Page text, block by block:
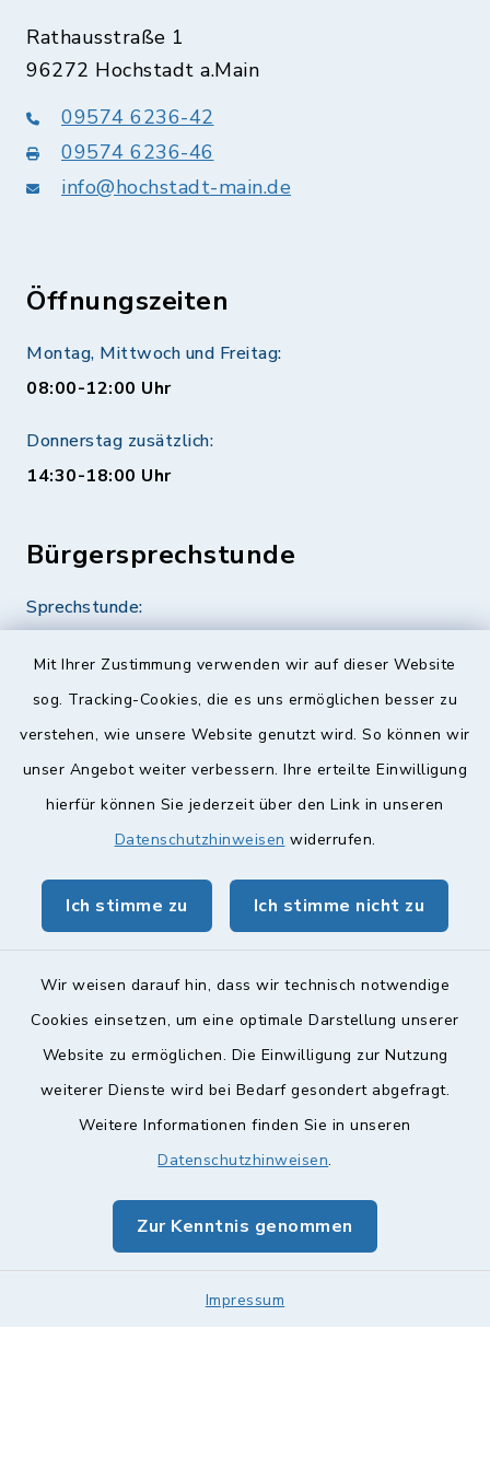
Mit Ihrer Zustimmung verwenden wir auf dieser Website
sog. Tracking-Cookies, die es uns ermöglichen besser zu
verstehen, wie unsere Website genutzt wird. So können wir
unser Angebot weiter verbessern. Ihre erteilte Einwilligung
hierfür können Sie jederzeit über den Link in unseren
Datenschutzhinweisen widerrufen.
Ich stimme zu Ich stimme nicht zu
Wir weisen darauf hin, dass wir technisch notwendige
Cookies einsetzen, um eine optimale Darstellung unserer
Website zu ermöglichen. Die Einwilligung zur Nutzung
weiterer Dienste wird bei Bedarf gesondert abgefragt.
Weitere Informationen finden Sie in unseren
Datenschutzhinweisen.
Zur Kenntnis genommen
Impressum
Rathausstraße 1
96272 Hochstadt a.Main
09574 6236-42
09574 6236-46
info@hochstadt-main.de
Öffnungszeiten
Montag, Mittwoch und Freitag:
08:00-12:00 Uhr
Donnerstag zusätzlich:
14:30-18:00 Uhr
Bürgersprechstunde
Sprechstunde:
Quicklinks
Landkreis Lichtenfels
geoPortal Lichtenfels
Barrierefreiheit
Impressum
Sitemap